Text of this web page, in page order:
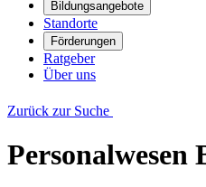
Bildungsangebote
Standorte
Förderungen
Ratgeber
Über uns
Zurück zur Suche
Personalwesen